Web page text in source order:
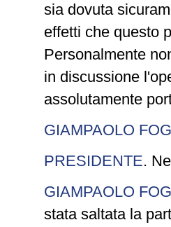
sia dovuta
effetti che questo
Personalmente
in discussione
assolutamente
GIAMPAOLO
PRESIDENTE.
GIAMPAOLO
stata saltata la